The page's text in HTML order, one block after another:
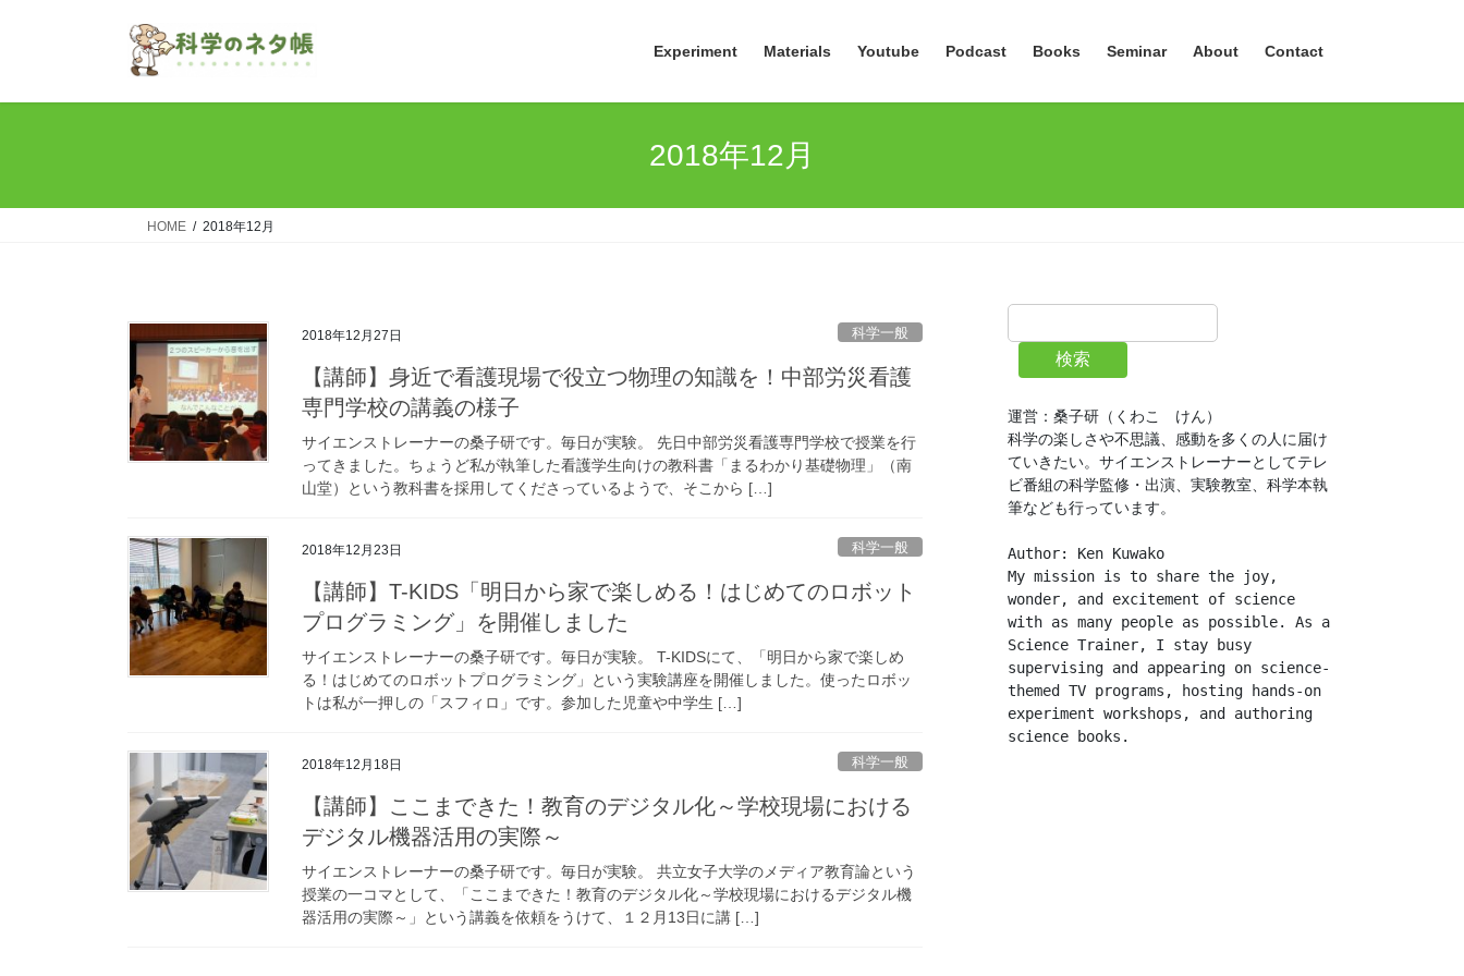
Experiment Materials Youtube Podcast Books Seminar About Contact
2018年12月
HOME 2018年12月
2018年12月27日 科学一般
【講師】身近で看護現場で役立つ物理の知識を！中部労災看護
専門学校の講義の様子
サイエンストレーナーの桑子研です。毎日が実験。 先日中部労災看護専門学校で授業を行
ってきました。ちょうど私が執筆した看護学生向けの教科書「まるわかり基礎物理」（南
山堂）という教科書を採用してくださっているようで、そこから […]
2018年12月23日 科学一般
【講師】T-KIDS「明日から家で楽しめる！はじめてのロボット
プログラミング」を開催しました
サイエンストレーナーの桑子研です。毎日が実験。 T-KIDSにて、「明日から家で楽しめ
る！はじめてのロボットプログラミング」という実験講座を開催しました。使ったロボッ
トは私が一押しの「スフィロ」です。参加した児童や中学生 […]
2018年12月18日 科学一般
【講師】ここまできた！教育のデジタル化～学校現場における
デジタル機器活用の実際～
サイエンストレーナーの桑子研です。毎日が実験。 共立女子大学のメディア教育論という
授業の一コマとして、「ここまできた！教育のデジタル化～学校現場におけるデジタル機
器活用の実際～」という講義を依頼をうけて、１２月13日に講 […]
検索
運営：桑子研（くわこ　けん）
科学の楽しさや不思議、感動を多くの人に届け
ていきたい。サイエンストレーナーとしてテレ
ビ番組の科学監修・出演、実験教室、科学本執
筆なども行っています。
Author: Ken Kuwako
My mission is to share the joy,
wonder, and excitement of science
with as many people as possible. As a
Science Trainer, I stay busy
supervising and appearing on science-
themed TV programs, hosting hands-on
experiment workshops, and authoring
science books.